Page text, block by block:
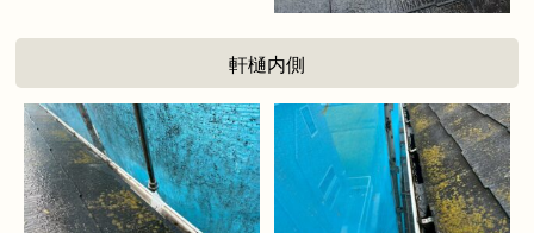
軒樋内側